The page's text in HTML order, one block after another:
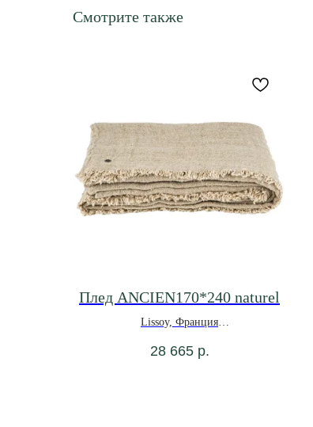
Смотрите также
Плед ANCIEN170*240 naturel
Lissoy, Франция
28 665 р.